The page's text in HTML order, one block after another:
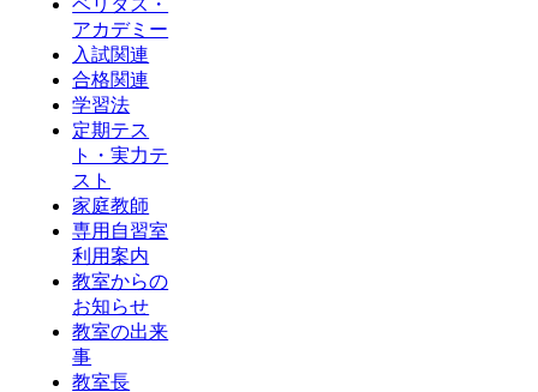
ベリタス・
アカデミー
入試関連
合格関連
学習法
定期テス
ト・実力テ
スト
家庭教師
専用自習室
利用案内
教室からの
お知らせ
教室の出来
事
教室長